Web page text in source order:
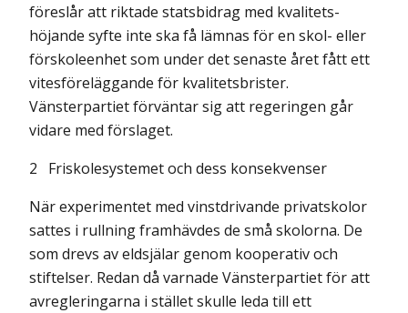
föreslår att riktade statsbidrag med kvalitets­
höjande syfte inte ska få lämnas för en skol- eller
förskoleenhet som under det senaste året fått ett
vitesföreläggande för kvalitetsbrister.
Vänsterpartiet förväntar sig att regeringen går
vidare med förslaget.
2 Friskolesystemet och dess konsekvenser
När experimentet med vinstdrivande privatskolor
sattes i rullning framhävdes de små skolorna. De
som drevs av eldsjälar genom kooperativ och
stiftelser. Redan då varnade Vänsterpartiet för att
avregleringarna i stället skulle leda till ett